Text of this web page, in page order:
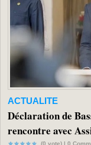
ACTUALITE
Déclaration de
rencontre avec
(0 vote) | 0